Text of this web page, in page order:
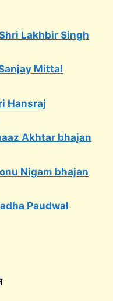
(Shri Lakhbir Singh
Sanjay Mittal
Hansraj
Akhtar bhajan
Nigam bhajan
Paudwal